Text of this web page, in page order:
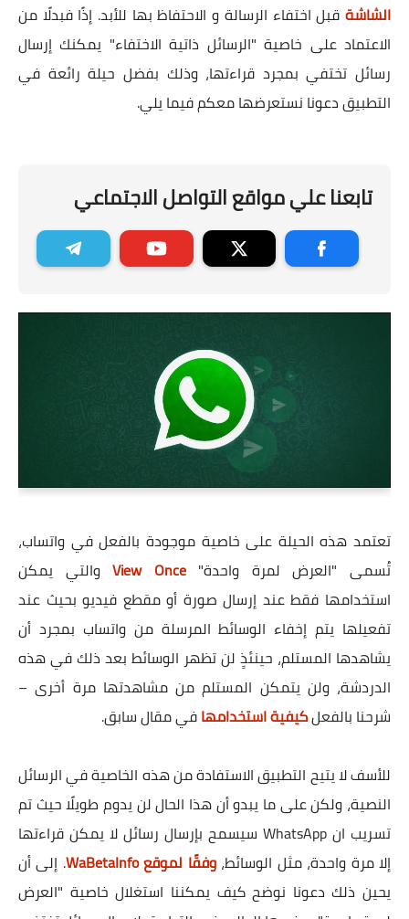
الشاشة قبل اختفاء الرسالة و الاحتفاظ بها للأبد. إذًا فبدلًا من
الاعتماد على خاصية "الرسائل ذاتية الاختفاء" يمكنك إرسال
رسائل تختفي بمجرد قراءتها، وذلك بفضل حيلة رائعة في
التطبيق دعونا نستعرضها معكم فيما يلي.
تابعنا علي مواقع التواصل الاجتماعي
تعتمد هذه الحيلة على خاصية موجودة بالفعل في واتساب،
تُسمى "العرض لمرة واحدة"View Onceوالتي يمكن
استخدامها فقط عند إرسال صورة أو مقطع فيديو بحيث عند
تفعيلها يتم إخفاء الوسائط المرسلة من واتساب بمجرد أن
يشاهدها المستلم، حينئذٍ لن تظهر الوسائط بعد ذلك في هذه
الدردشة، ولن يتمكن المستلم من مشاهدتها مرة أخرى –
شرحنا بالفعلكيفية استخدامهافي مقال سابق.
للأسف لا يتيح التطبيق الاستفادة من هذه الخاصية في الرسائل
النصية، ولكن على ما يبدو أن هذا الحال لن يدوم طويلًا حيث تم
تسريب ان WhatsApp سيسمح بإرسال رسائل لا يمكن قراءتها
إلا مرة واحدة، مثل الوسائط،وفقًا لموقع WaBetaInfo
. إلى أن
يحين ذلك دعونا نوضح كيف يمكننا استغلال خاصية "العرض